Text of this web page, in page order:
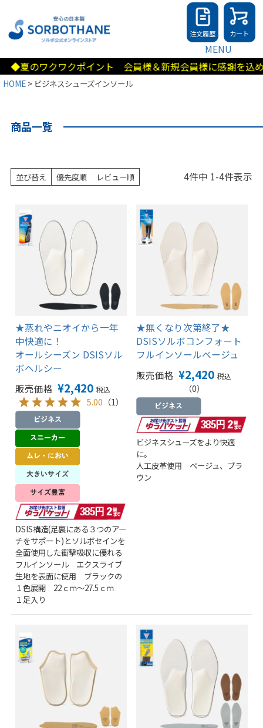
注文履歴 カート
MENU
夏のワクワクポイント 会員様＆新規会員様に感謝を込め
HOME ビジネスシューズインソール
商品一覧
並び替え 優先度順 レビュー順 4件中 1-4件表示
★蒸れやニオイから一年
中快適に！
オールシーズン DSISソル
ボヘルシー
販売価格 ¥2,420 税込
5.00 （1）
DSIS構造(足裏にある３つのアー
チをサポート)とソルボセインを
全面使用した衝撃吸収に優れる
フルインソール エクスライブ
生地を表面に使用 ブラックの
１色展開 22ｃｍ～27.5ｃｍ
１足入り
★無くなり次第終了★
DSISソルボコンフォート
フルインソールベージュ
販売価格 ¥2,420 税込
（0）
ビジネスシューズをより快適
に。
人工皮革使用 ベージュ、ブラ
ウン